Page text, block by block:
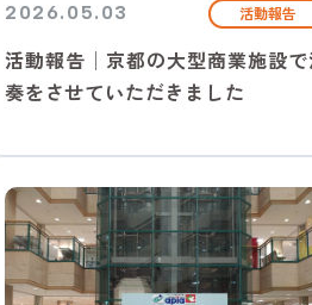
2026.05.03 活動報告
活動報告│京都の大型商業施設で
奏をさせていただきました